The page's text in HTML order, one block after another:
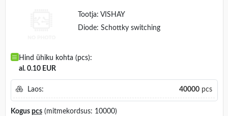
Tootja: VISHAY
Diode: Schottky switching
Hind ühiku kohta (pcs):
al. 0.10 EUR
Laos: 40000pcs
Kogus pcs(mitmekordsus: 10000)